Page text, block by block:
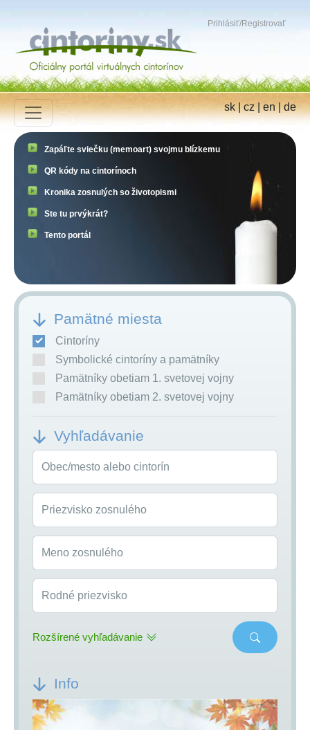
Prihlásiť/Registrovať
sk|cz|en|de
Zapáľte sviečku (memoart) svojmu blízkemu
QR kódy na cintorínoch
Kronika zosnulých so životopismi
Ste tu prvýkrát?
Tento portál
Pamätné miesta
Cintoríny
Symbolické cintoríny a pamätníky
Pamätníky obetiam 1. svetovej vojny
Pamätníky obetiam 2. svetovej vojny
Vyhľadávanie
Obec/mesto alebo cintorín
Priezvisko zosnulého
Meno zosnulého
Rodné priezvisko
Rozšírené vyhľadávanie
Info